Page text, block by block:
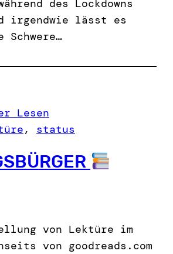
des Lockdowns
irgendwie lässt es
Lesen
, status
von Lektüre im
von goodreads.com